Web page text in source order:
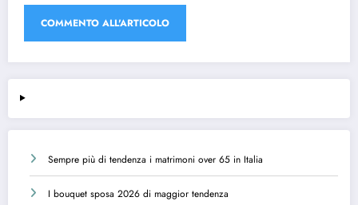
Sempre più di tendenza i matrimoni over 65 in Italia
I bouquet sposa 2026 di maggior tendenza